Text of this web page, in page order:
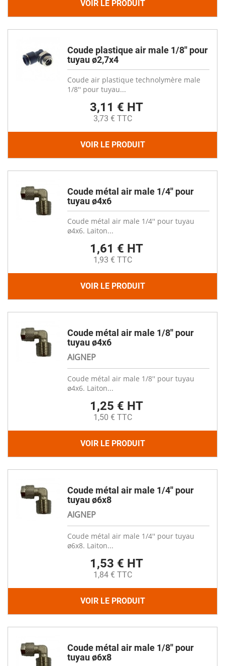
VOIR LE PRODUIT
Coude plastique air male 1/8'' pour
tuyau ø2,7x4
Coude air plastique technolymère male
1/8'' pour tuyau...
3,11 € HT
3,73 € TTC
VOIR LE PRODUIT
Coude métal air male 1/4'' pour
tuyau ø4x6
Coude métal air male 1/4'' pour tuyau
ø4x6. Laiton...
1,61 € HT
1,93 € TTC
VOIR LE PRODUIT
Coude métal air male 1/8'' pour
tuyau ø4x6
AIGNEP
Coude métal air male 1/8'' pour tuyau
ø4x6. Laiton...
1,25 € HT
1,50 € TTC
VOIR LE PRODUIT
Coude métal air male 1/4'' pour
tuyau ø6x8
AIGNEP
Coude métal air male 1/4'' pour tuyau
ø6x8. Laiton...
1,53 € HT
1,84 € TTC
VOIR LE PRODUIT
Coude métal air male 1/8'' pour
tuyau ø6x8